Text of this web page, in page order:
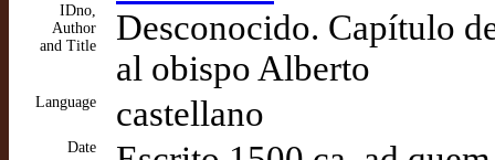
IDno,
Author
and Title
Desconocido. Capítulo
al obispo Alberto
Language castellano
Date